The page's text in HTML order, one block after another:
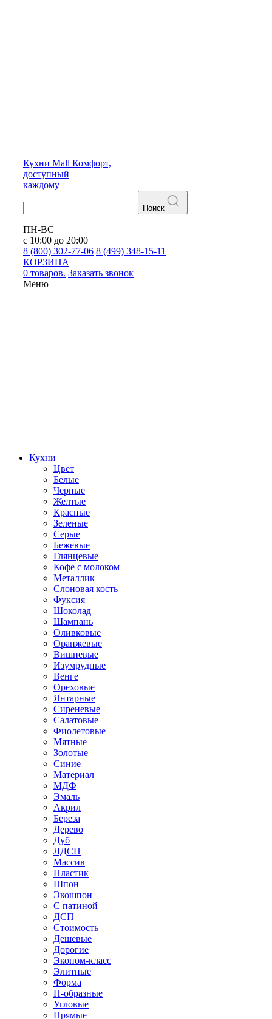
Кухни Mall Комфорт,
доступный
каждому
Поиск
ПН-ВС
с 10:00 до 20:00
8 (800) 302-77-06 8 (499) 348-15-11
КОРЗИНА
0 товаров. Заказать звонок
Меню
Кухни
Цвет
Белые
Черные
Желтые
Красные
Зеленые
Серые
Бежевые
Глянцевые
Кофе с молоком
Металлик
Слоновая кость
Фуксия
Шоколад
Шампань
Оливковые
Оранжевые
Вишневые
Изумрудные
Венге
Ореховые
Янтарные
Сиреневые
Салатовые
Фиолетовые
Мятные
Золотые
Синие
Материал
МДФ
Эмаль
Акрил
Береза
Дерево
Дуб
ЛДСП
Массив
Пластик
Шпон
Экошпон
С патиной
ДСП
Стоимость
Дешевые
Дорогие
Эконом-класс
Элитные
Форма
П-образные
Угловые
Прямые